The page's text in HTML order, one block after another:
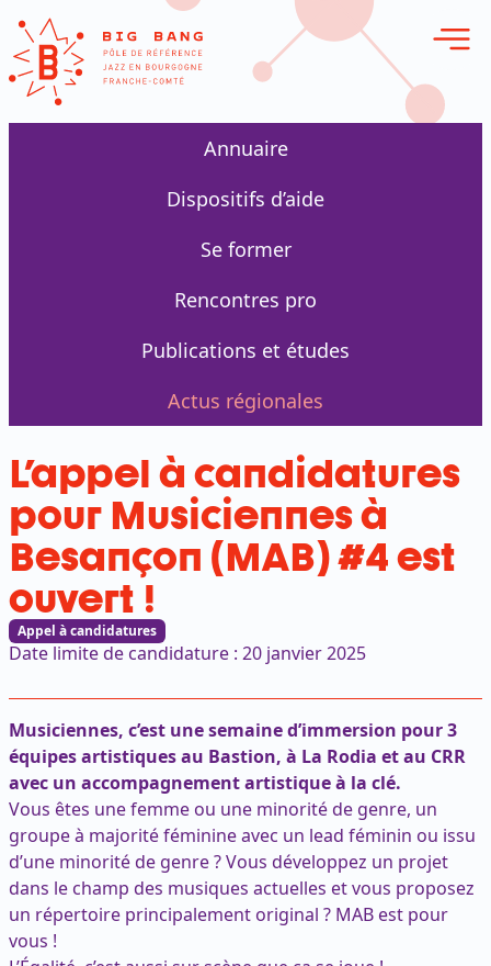
en ligne
Annuaire
Dispositifs d’aide
Se former
Rencontres pro
Publications et études
Actus régionales
L'appel à candidatures
pour Musiciennes à
Besançon (MAB) #4 est
ouvert !
Appel à candidatures
Date limite de candidature : 20 janvier 2025
Musiciennes, c’est une semaine d’immersion pour 3
équipes artistiques au Bastion, à La Rodia et au CRR
avec un accompagnement artistique à la clé.
Vous êtes une femme ou une minorité de genre, un
groupe à majorité féminine avec un lead féminin ou issu
d’une minorité de genre ? Vous développez un projet
dans le champ des musiques actuelles et vous proposez
un répertoire principalement original ? MAB est pour
vous !